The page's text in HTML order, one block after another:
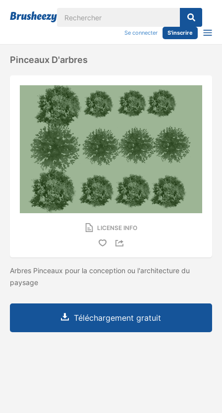
Se connecter S'inscrire
Pinceaux D'arbres
LICENSE INFO
Arbres Pinceaux pour la conception ou l'architecture du
paysage
Téléchargement gratuit